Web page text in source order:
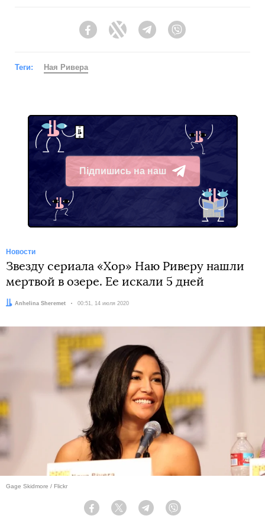
FacebookTwitter Telegram
Теги: Ная Ривера
Підпишись на наш
Telegram
Новости
Звезду сериала «Хор» Наю Риверу нашли
мертвой в озере. Ее искали 5 дней
Автор:
Anhelina Sheremet Дата:
00:51, 14 июля 2020
Gage Skidmore / Flickr
Facebook Twitter Telegram